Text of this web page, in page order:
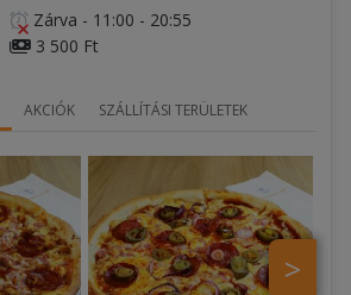
Zárva - 11:00 - 20:55
3 500 Ft
AKCIÓK SZÁLLÍTÁSI TERÜLETEK
>